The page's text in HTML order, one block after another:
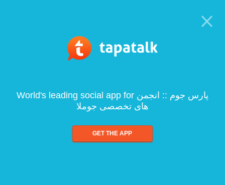
World's leading social app for پارس جوم :: انجمن
های تخصصی جوملا
GET THE APP